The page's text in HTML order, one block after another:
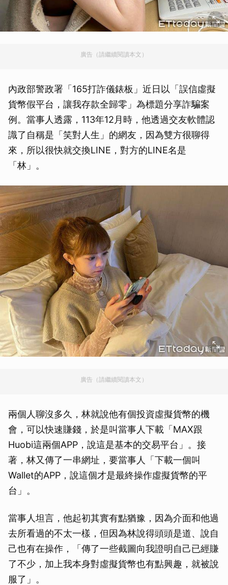
廣告（請繼續閱讀本文）
內政部警政署「165打詐儀錶板」近日以「誤信虛擬
貨幣假平台，讓我存款全歸零」為標題分享詐騙案
例。當事人透露，113年12月時，他透過交友軟體認
識了自稱是「笑對人生」的網友，因為雙方很聊得
來，所以很快就交換LINE，對方的LINE名是
「林」。
廣告（請繼續閱讀本文）
兩個人聊沒多久，林就說他有個投資虛擬貨幣的機
會，可以快速賺錢，於是叫當事人下載「MAX跟
Huobi這兩個APP，說這是基本的交易平台」。接
著，林又傳了一串網址，要當事人「下載一個叫
Wallet的APP，說這個才是最終操作虛擬貨幣的平
台」。
當事人坦言，他起初其實有點猶豫，因為介面和他過
去所看過的不太一樣，但因為林說得頭頭是道、說自
己也有在操作，「傳了一些截圖向我證明自己已經賺
了不少，加上我本身對虛擬貨幣也有點興趣，就被說
服了」。